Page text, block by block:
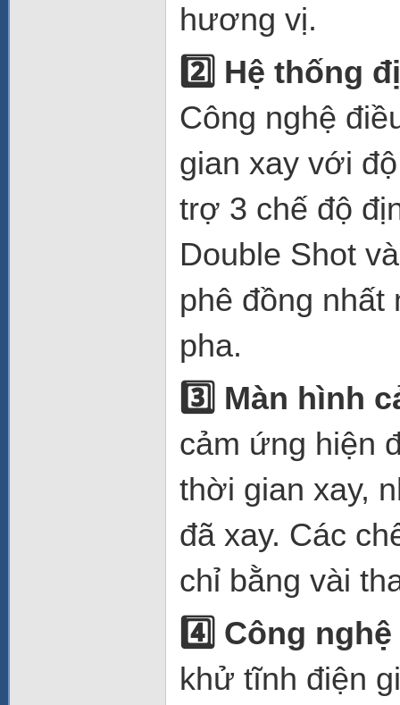
hương vị.
2️ Hệ thống
Công nghệ
gian xay với
trợ 3 chế độ
Double Shot
phê đồng nhất
pha.
3️ Màn hình
cảm ứng hiện
thời gian xay,
đã xay. Các
chỉ bằng vài
4️ Công
khử tĩnh điện